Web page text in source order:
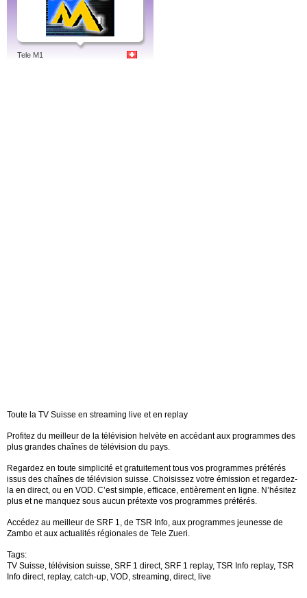
Tele M1
Toute la TV Suisse en streaming live et en replay
Profitez du meilleur de la télévision helvète en accédant aux programmes des
plus grandes chaînes de télévision du pays.
Regardez en toute simplicité et gratuitement tous vos programmes préférés
issus des chaînes de télévision suisse. Choisissez votre émission et regardez-
la en direct, ou en VOD. C’est simple, efficace, entièrement en ligne. N’hésitez
plus et ne manquez sous aucun prétexte vos programmes préférés.
Accédez au meilleur de SRF 1, de TSR Info, aux programmes jeunesse de
Zambo et aux actualités régionales de Tele Zueri.
Tags:
TV Suisse, télévision suisse, SRF 1 direct, SRF 1 replay, TSR Info replay, TSR
Info direct, replay, catch-up, VOD, streaming, direct, live